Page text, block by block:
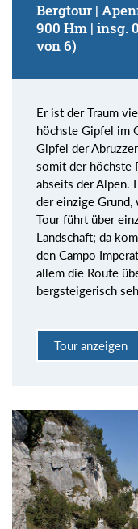
Bergtour |
900 Hm | insg.
von 6)
Er ist der Traum
höchste Gipfel im
Gipfel der
somit der höchste
abseits der Alpen.
der einzige
Tour führt über
Landschaft; da
den Campo
allem die Route
bergsteigerisch
Tour anzeigen